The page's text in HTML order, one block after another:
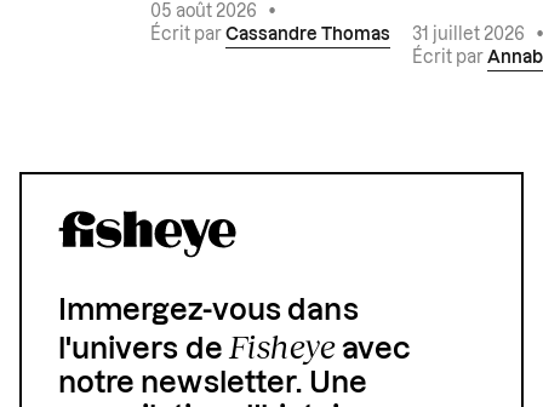
05 août 2026
•
Écrit par Cassandre Thomas 31 juillet 2026
Écrit par
Immergez-vous dans
l'univers deFisheyeavec
notre newsletter. Une